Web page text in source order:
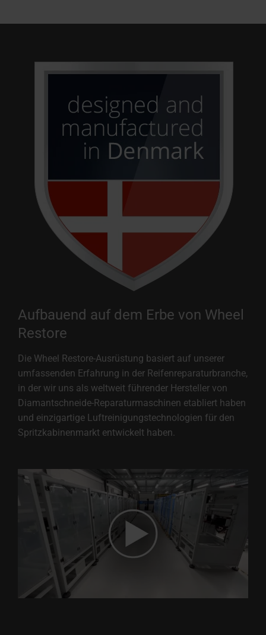
Aufbauend auf dem Erbe von Wheel
Restore
Die Wheel Restore-Ausrüstung basiert auf unserer
umfassenden Erfahrung in der Reifenreparaturbranche,
in der wir uns als weltweit führender Hersteller von
Diamantschneide-Reparaturmaschinen etabliert haben
und einzigartige Luftreinigungstechnologien für den
Spritzkabinenmarkt entwickelt haben.